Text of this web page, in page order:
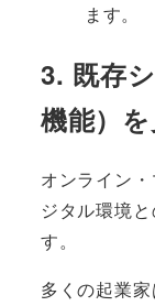
ます。
3. 既存
機能）
オンライン
ジタル環境
す。
多くの起業